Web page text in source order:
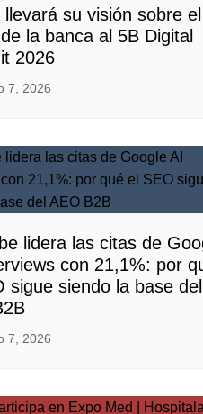
llevará su visión sobre el
la banca al 5B Digital
2026
7, 2026
lidera las citas de
con 21,1%: por
sigue siendo la base del
7, 2026